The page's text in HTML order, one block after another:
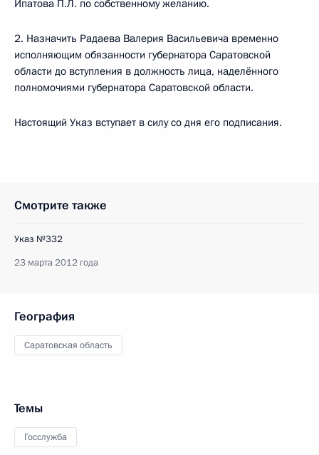
Ипатова П.Л. по собственному желанию.
2. Назначить Радаева Валерия Васильевича временно
исполняющим обязанности губернатора Саратовской
области до вступления в должность лица, наделённого
полномочиями губернатора Саратовской области.
Настоящий Указ вступает в силу со дня его подписания.
Смотрите также
Указ №332
23 марта 2012 года
География
Саратовская область
Темы
Госслужба